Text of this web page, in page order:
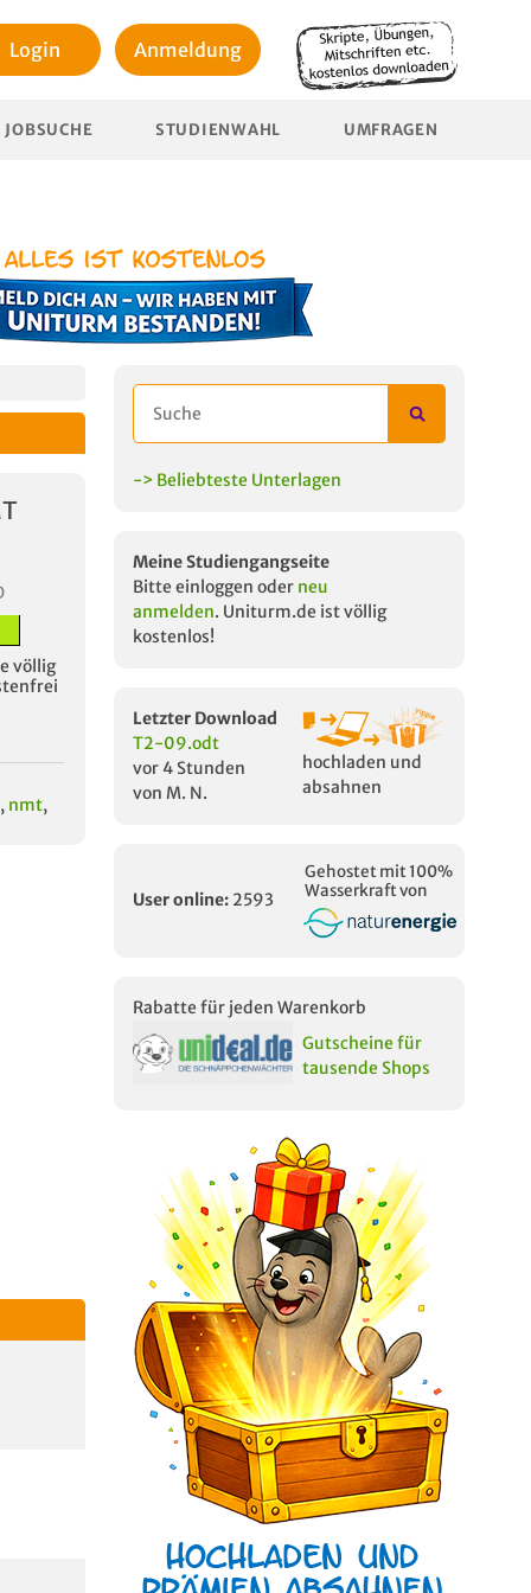
Login Anmeldung
JOBSUCHE STUDIENWAHL UMFRAGEN
völlig
, nmt,
-> Beliebteste Unterlagen
Meine Studiengangseite
Bitte einloggen oder neu
anmelden. Uniturm.de ist völlig
kostenlos!
Letzter Download
T2-09.odt
vor 4 Stunden
von M. N.
hochladen und
absahnen
User online: 2593
Gehostet mit 100%
Wasserkraft von
Rabatte für jeden Warenkorb
Gutscheine für
tausende Shops